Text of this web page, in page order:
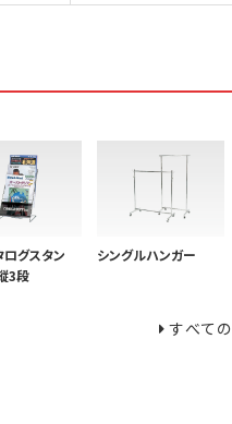
グスタン
3段
シングルハンガー
すべて